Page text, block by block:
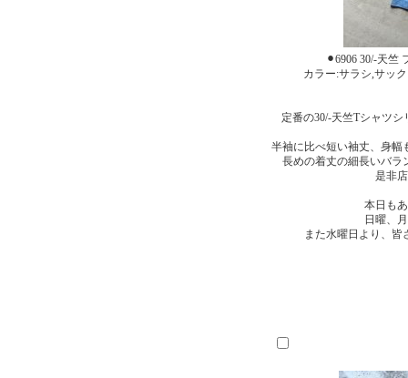
⚫︎6906 30/-天竺
カラー:サラシ,サッ
定番の30/-天竺Tシャツ
半袖に比べ短い袖丈、身幅
長めの着丈の細長いバラ
是非
本日も
日曜、
また水曜日より、皆